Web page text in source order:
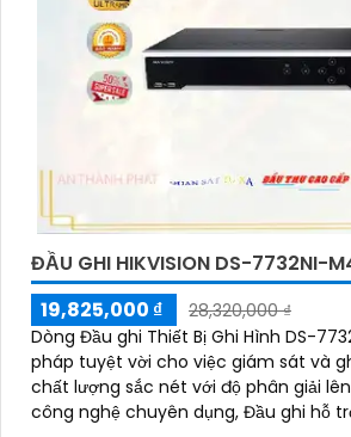
ĐẦU GHI HIKVISION DS-7732NI-
19,825,000 ₫
28,320,000 ₫
Dòng Đầu ghi Thiết Bị Ghi Hình DS-
pháp tuyệt vời cho việc giám sát và
chất lượng sắc nét với độ phân giải lên
công nghệ chuyên dụng, Đầu ghi hỗ